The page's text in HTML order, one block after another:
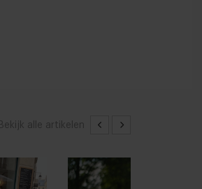
Bekijk alle artikelen